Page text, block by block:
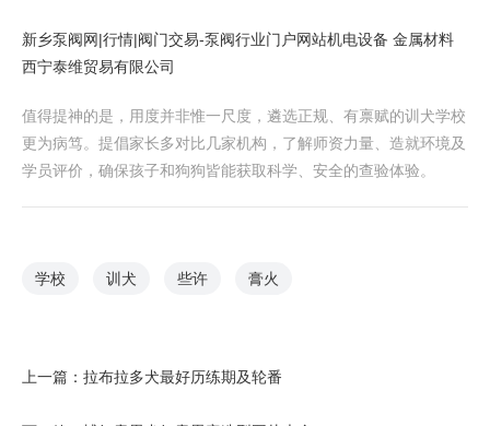
新乡泵阀网|行情|阀门交易-泵阀行业门户网站机电设备 金属材料
西宁泰维贸易有限公司
值得提神的是，用度并非惟一尺度，遴选正规、有禀赋的训犬学校
更为病笃。提倡家长多对比几家机构，了解师资力量、造就环境及
学员评价，确保孩子和狗狗皆能获取科学、安全的查验体验。
学校 训犬 些许 膏火
上一篇： 拉布拉多犬最好历练期及轮番